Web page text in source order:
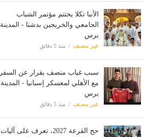
الأنبا تكلا يختتم مؤتمر الشباب
الجامعي والخريجين بدشنا - المدينة
برس
غير مصنف منذ 5 دقائق
سبب غياب منصف بقرار عن السفر
مع الأهلي لمعسكر إسبانيا - المدينة
برس
غير مصنف منذ 5 دقائق
حج القرعة 2027، تعرف على آليات